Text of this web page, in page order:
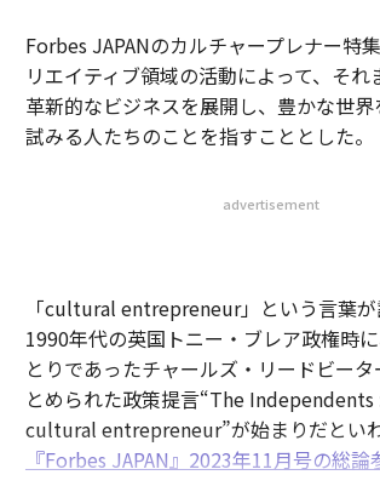
Forbes JAPANのカルチャープレナー特
リエイティブ領域の活動によって、それ
革新的なビジネスを展開し、豊かな世界
試みる人たちのことを指すこととした。
advertisement
「cultural entrepreneur」という言葉が
1990年代の英国トニー・ブレア政権時
とりであったチャールズ・リードビータ
とめられた政策提言“The
cultural entrepreneur”が始まりだとい
『Forbes JAPAN』2023年11月号の総論